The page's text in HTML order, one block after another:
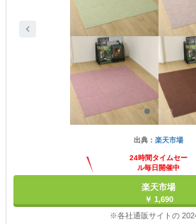
出典： 楽天市場
24時間タイムセー
ル毎日開催中
楽天市場
￥ 1,690
※各社通販サイトの